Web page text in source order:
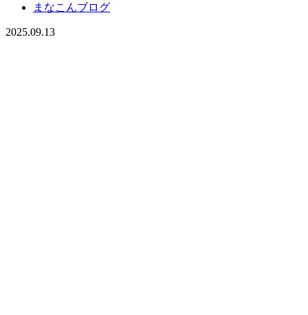
まなこんブログ
2025.09.13